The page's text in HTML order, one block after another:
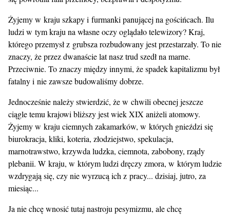
Żyjemy w kraju szkapy i furmanki panującej na gościńcach. Ilu
ludzi w tym kraju na własne oczy oglądało telewizory? Kraj,
którego przemysł z grubsza rozbudowany jest przestarzały. To nie
znaczy, że przez dwanaście lat nasz trud szedł na marne.
Przeciwnie. To znaczy między innymi, że spadek kapitalizmu był
fatalny i nie zawsze budowaliśmy dobrze.
Jednocześnie należy stwierdzić, że w chwili obecnej jeszcze
ciągle temu krajowi bliższy jest wiek XIX aniżeli atomowy.
Żyjemy w kraju ciemnych zakamarków, w których gnieździ się
biurokracja, kliki, koteria, złodziejstwo, spekulacja,
marnotrawstwo, krzywda ludzka, ciemnota, zabobony, rządy
plebanii. W kraju, w którym ludzi dręczy zmora, w którym ludzie
wzdrygają się, czy nie wyrzucą ich z pracy... dzisiaj, jutro, za
miesiąc...
Ja nie chcę wnosić tutaj nastroju pesymizmu, ale chcę